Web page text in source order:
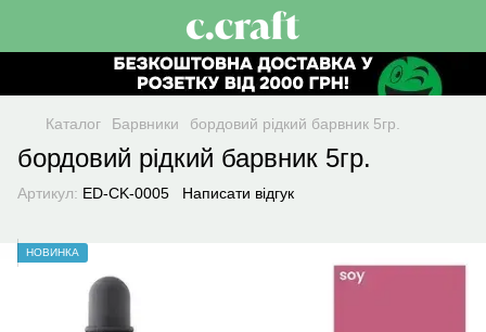
Каталог Барвники бордовий рідкий барвник 5гр.
бордовий рідкий барвник 5гр.
Артикул: ED-СK-0005 Написати відгук
НОВИНКА